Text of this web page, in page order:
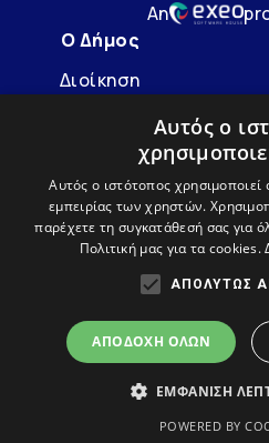
An
Ο Δήμος
Διοίκηση
Όροι χρήσης
Πολιτική
Δήλωση προσβασιμότητας Ⓒ
Αυτός ο
Αυτός ο ιστότοπος
εμπειρίας των χρηστών.
παρέχετε τη συγκατάθεσή σας για
Πολιτική μας για τα cookies.
ΑΠΟΛΎΤΩΣ
ΑΠΟΔΟΧΉ ΌΛΩΝ
ΕΜΦΆΝΙΣΗ
POWERED BY